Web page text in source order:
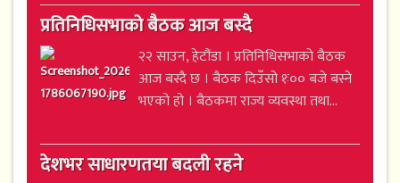
प्रतिनिधिसभाको बैठक आज बस्दै
२२ साउन, हेटौंडा । प्रतिनिधिसभाको बैठक
आज बस्दै छ । बैठक दिउँसो १ः०० बजे बस्ने
भएको हो । बैठकमा राज्य व्यवस्था तथा...
देशभर साधारणतया बदली रहने